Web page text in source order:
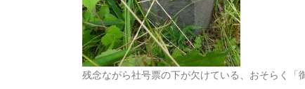
残念ながら社号票の下が欠けている、おそらく「